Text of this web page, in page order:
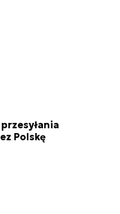
Polskę